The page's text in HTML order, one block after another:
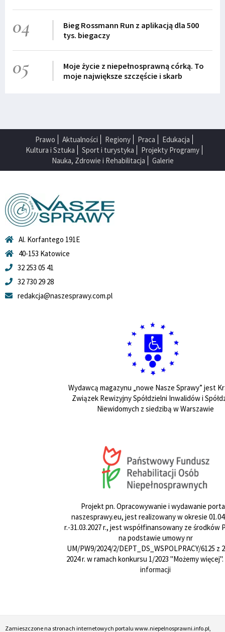
04
Bieg Rossmann Run z aplikacją dla 500
tys. biegaczy
05
Moje życie z niepełnosprawną córką. To
moje największe szczęście i skarb
Prawo Aktualności Regiony Praca
Edukacja
Kultura i Sztuka
Sport i turystyka
Projekty Programy
Nauka, Zdrowie i Rehabilitacja
Galerie
Al. Korfantego 191E
40-153 Katowice
32 253 05 41
32 730 29 28
redakcja@naszesprawy.com.pl
Wydawcą magazynu „nowe Nasze Sprawy” jest
Związek Rewizyjny Spółdzielni Inwalidów i
Niewidomych z siedzibą w Warszawie
Projekt pn. Opracowywanie i wydawanie
naszesprawy.eu, jest realizowany w okresie
r.-31.03.2027 r., jest współfinansowany ze środków
na podstawie umowy nr
UM/PW9/2024/2/DEPT_DS_WSPOLPRACY/6125 z
2024 r. w ramach konkursu 1/2023 "Możemy więcej".
informacji
Zamieszczone na stronach internetowych portalu www.niepelnosprawni.info.pl,